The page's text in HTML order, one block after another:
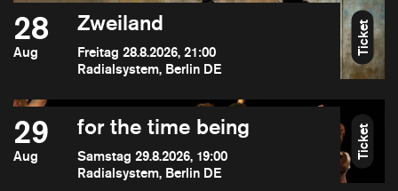
28
Aug
Zweiland
Freitag 28.8.2026, 21:00
Radialsystem, Berlin DE
Ticket
29
Aug
for the time being
Samstag 29.8.2026, 19:00
Radialsystem, Berlin DE
Ticket